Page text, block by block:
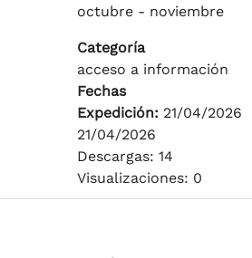
octubre - noviembre
Categoría
acceso a información
Fechas
Expedición: 21/04/2026
21/04/2026
Descargas: 14
Visualizaciones: 0